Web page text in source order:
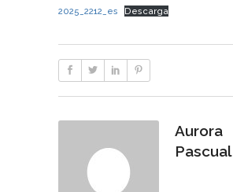
2025_2212_es Descarga
Aurora
Pascual